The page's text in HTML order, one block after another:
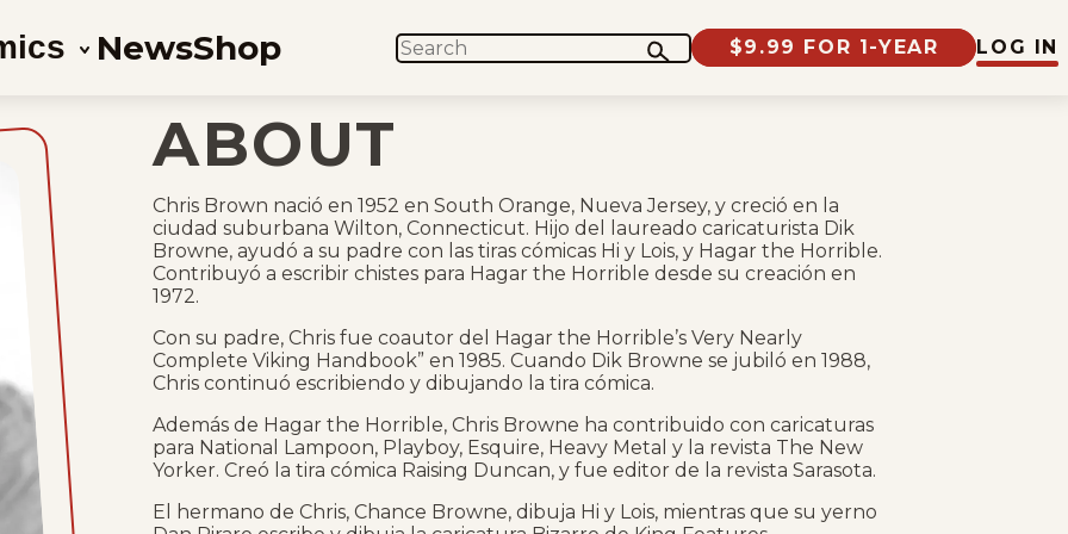
NewsShop SEARCH $9.99 FOR 1-YEAR LOG IN
ABOUT
Chris Brown nació en 1952 en South Orange, Nueva Jersey, y creció en la
ciudad suburbana Wilton, Connecticut. Hijo del laureado caricaturista Dik
Browne, ayudó a su padre con las tiras cómicas Hi y Lois, y Hagar the Horrible.
Contribuyó a escribir chistes para Hagar the Horrible desde su creación en
1972.
Con su padre, Chris fue coautor del Hagar the Horrible’s Very Nearly
Complete Viking Handbook” en 1985. Cuando Dik Browne se jubiló en 1988,
Chris continuó escribiendo y dibujando la tira cómica.
Además de Hagar the Horrible, Chris Browne ha contribuido con caricaturas
para National Lampoon, Playboy, Esquire, Heavy Metal y la revista The New
Yorker. Creó la tira cómica Raising Duncan, y fue editor de la revista Sarasota.
El hermano de Chris, Chance Browne, dibuja Hi y Lois, mientras que su yerno